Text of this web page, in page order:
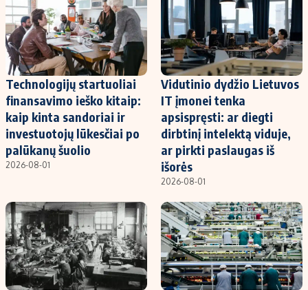
Technologijų startuoliai
finansavimo ieško kitaip:
kaip kinta sandoriai ir
investuotojų lūkesčiai po
palūkanų šuolio
2026-08-01
Vidutinio dydžio Lietuvos
IT įmonei tenka
apsispręsti: ar diegti
dirbtinį intelektą viduje,
ar pirkti paslaugas iš
išorės
2026-08-01